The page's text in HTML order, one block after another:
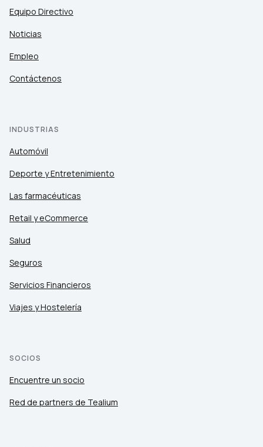
Equipo Directivo
Noticias
Empleo
Contáctenos
INDUSTRIAS
Automóvil
Deporte y Entretenimiento
Las farmacéuticas
Retail y eCommerce
Salud
Seguros
Servicios Financieros
Viajes y Hostelería
SOCIOS
Encuentre un socio
Red de partners de Tealium